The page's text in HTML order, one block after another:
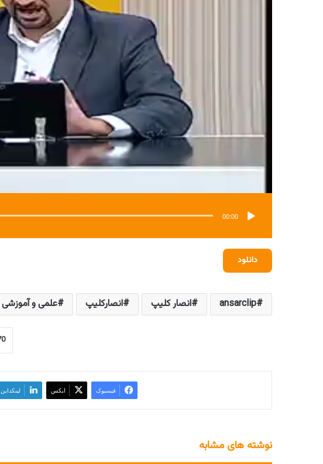
00:00
دانلود
ansarclip انصار کلیپ انصارکلیپ علمی و آموزشی
فیسبوک ایکس لینکداین
نوشته های مشابه